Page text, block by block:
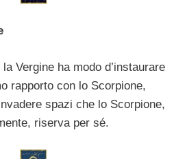
Vergine ha modo d’instaurare
rapporto con lo Scorpione,
spazi che lo Scorpione,
riserva per sé.